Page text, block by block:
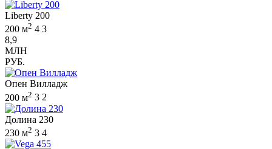
Liberty 200
200 м2 4 3
8,9
МЛН
РУБ.
Опен Вилладж
200 м2 3 2
Долина 230
230 м2 3 4